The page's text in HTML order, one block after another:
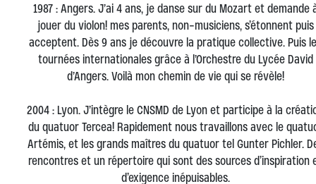
1987 : Angers. J’ai 4 ans, je danse sur du Mozart et demande
jouer du violon! mes parents, non-musiciens, s’étonnent puis
acceptent. Dès 9 ans je découvre la pratique collective. Puis
tournées internationales grâce à l’Orchestre du Lycée David
d’Angers. Voilà mon chemin de vie qui se révèle!
2004 : Lyon. J’intègre le CNSMD de Lyon et participe à la
du quatuor Tercea! Rapidement nous travaillons avec le
Artémis, et les grands maîtres du quatuor tel Gunter Pichler.
rencontres et un répertoire qui sont des sources d’inspiration
d’exigence inépuisables.